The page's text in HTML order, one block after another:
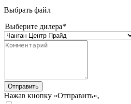
Выбрать файл
Выберите дилера*
Отправить
Нажав кнопку «Отправить»,